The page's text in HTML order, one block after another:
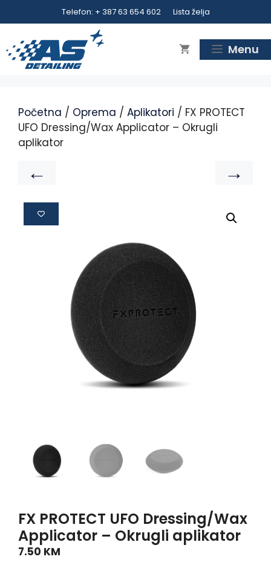
Telefon: + 387 63 654 602 Lista želja
Menu
Početna / Oprema / Aplikatori / FX PROTECT
UFO Dressing/Wax Applicator – Okrugli
aplikator
← →
FX PROTECT UFO Dressing/Wax
Applicator – Okrugli aplikator
7.50 KM